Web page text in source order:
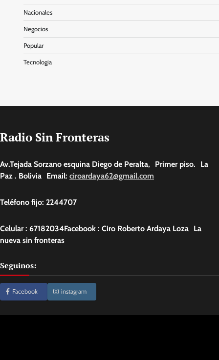
Nacionales
Negocios
Popular
Tecnologia
Radio Sin Fronteras
Av.Tejada Sorzano esquina Diego de Peralta, Primer piso. La
Paz . Bolivia Email: ciroardaya62@gmail.com
Teléfono fijo: 2244707
Celular : 67182034Facebook : Ciro Roberto Ardaya Loza La
nueva sin fronteras
Seguinos:
Facebook instagram